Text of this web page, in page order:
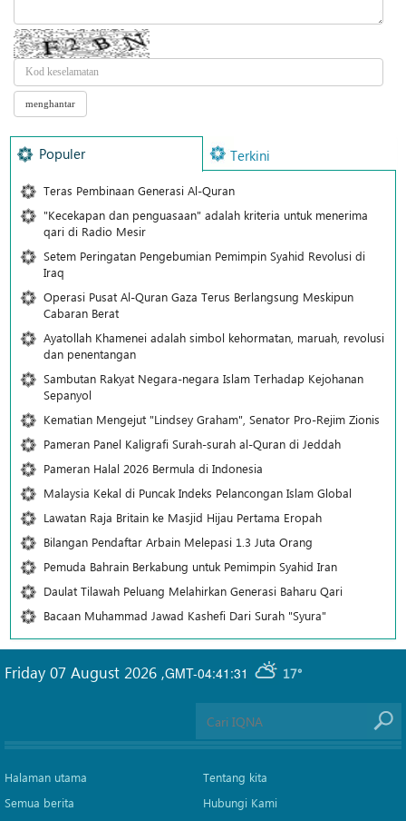
Populer Terkini
Teras Pembinaan Generasi Al-Quran
"Kecekapan dan penguasaan" adalah kriteria untuk menerima
qari di Radio Mesir
Setem Peringatan Pengebumian Pemimpin Syahid Revolusi di
Iraq
Operasi Pusat Al-Quran Gaza Terus Berlangsung Meskipun
Cabaran Berat
Ayatollah Khamenei adalah simbol kehormatan, maruah, revolusi
dan penentangan
Sambutan Rakyat Negara-negara Islam Terhadap Kejohanan
Sepanyol
Kematian Mengejut "Lindsey Graham", Senator Pro-Rejim Zionis
Pameran Panel Kaligrafi Surah-surah al-Quran di Jeddah
Pameran Halal 2026 Bermula di Indonesia
Malaysia Kekal di Puncak Indeks Pelancongan Islam Global
Lawatan Raja Britain ke Masjid Hijau Pertama Eropah
Bilangan Pendaftar Arbain Melepasi 1.3 Juta Orang
Pemuda Bahrain Berkabung untuk Pemimpin Syahid Iran
Daulat Tilawah Peluang Melahirkan Generasi Baharu Qari
Bacaan Muhammad Jawad Kashefi Dari Surah "Syura"
GMT-04:41:31 17°
Friday 07 August 2026 ,
Halaman utama
Semua berita
Tentang kita
Hubungi Kami